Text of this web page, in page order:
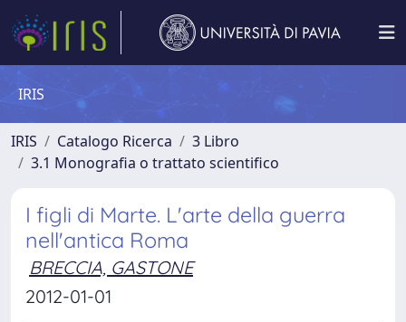
IRIS
IRIS Catalogo Ricerca
3 Libro
3.1 Monografia o trattato scientifico
I figli di Marte. L'arte della guerra
nell'antica Roma
BRECCIA, GASTONE
2012-01-01